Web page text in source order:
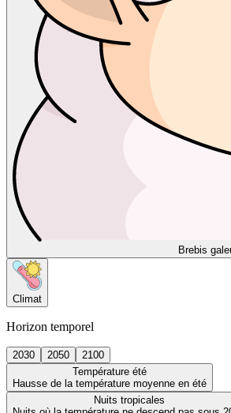
Brebis
Climat
Horizon temporel
2030 2050
2100
Température été
Hausse de la température moyenne en été
Nuits tropicales